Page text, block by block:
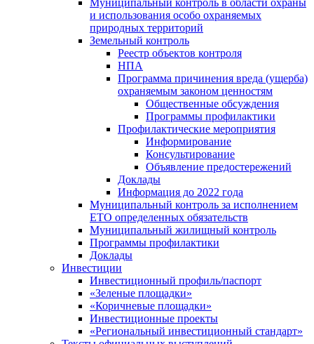
Муниципальный контроль в области охраны
и использования особо охраняемых
природных территорий
Земельный контроль
Реестр объектов контроля
НПА
Программа причинения вреда (ущерба)
охраняемым законом ценностям
Общественные обсуждения
Программы профилактики
Профилактические мероприятия
Информирование
Консультирование
Объявление предостережений
Доклады
Информация до 2022 года
Муниципальный контроль за исполнением
ЕТО определенных обязательств
Муниципальный жилищный контроль
Программы профилактики
Доклады
Инвестиции
Инвестиционный профиль/паспорт
«Зеленые площадки»
«Коричневые площадки»
Инвестиционные проекты
«Региональный инвестиционный стандарт»